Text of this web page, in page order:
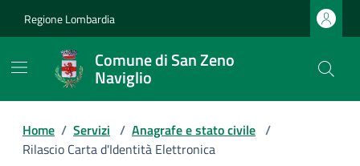
Regione Lombardia
Comune di San Zeno
Naviglio
Home / Servizi / Anagrafe e stato civile /
Rilascio Carta d'Identità Elettronica